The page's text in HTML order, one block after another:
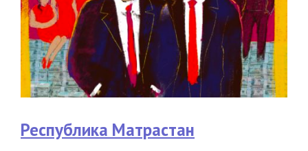
Республика Матрастан